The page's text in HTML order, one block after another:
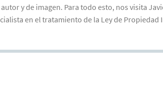
y de imagen. Para todo esto, nos visita
en el tratamiento de la Ley de Propiedad